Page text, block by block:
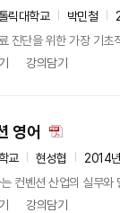
릭대학교 박민철
진단을 위한 가장 기초
강의담기
영어
교 현성협
2014
컨벤션 산업의 실무
강의담기